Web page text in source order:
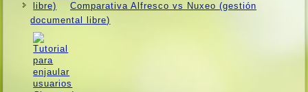
Comparativa Alfresco vs Nuxeo (gestión
documental libre)